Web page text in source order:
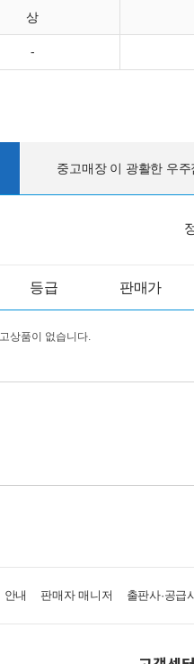
상
-
중고매장 이 광활한 우주
등급 판매가
상품이 없습니다.
안내 판매자 매니저 출판사·공급